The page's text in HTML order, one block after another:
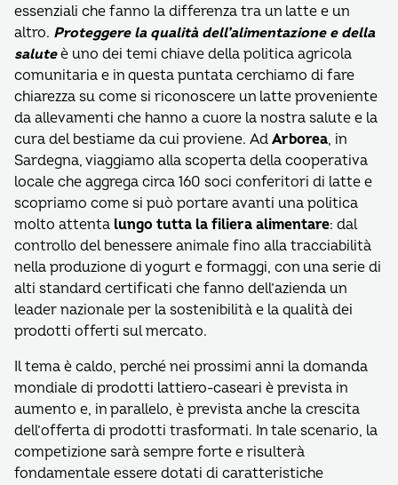
essenziali che fanno la differenza tra un latte e un
altro. Proteggere la qualità dell’alimentazione e della
saluteè uno dei temi chiave della politica agricola
comunitaria e in questa puntata cerchiamo di fare
chiarezza su come si riconoscere un latte proveniente
da allevamenti che hanno a cuore la nostra salute e la
cura del bestiame da cui proviene. Ad Arborea, in
Sardegna, viaggiamo alla scoperta della cooperativa
locale che aggrega circa 160 soci conferitori di latte e
scopriamo come si può portare avanti una politica
molto attenta lungo tutta la filiera alimentare: dal
controllo del benessere animale fino alla tracciabilità
nella produzione di yogurt e formaggi, con una serie di
alti standard certificati che fanno dell’azienda un
leader nazionale per la sostenibilità e la qualità dei
prodotti offerti sul mercato.
Il tema è caldo, perché nei prossimi anni la domanda
mondiale di prodotti lattiero-caseari è prevista in
aumento e, in parallelo, è prevista anche la crescita
dell’offerta di prodotti trasformati. In tale scenario, la
competizione sarà sempre forte e risulterà
fondamentale essere dotati di caratteristiche